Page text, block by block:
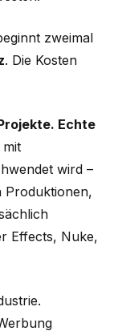
zweimal
. Die Kosten
Echte
mit
wird –
Produktionen,
Effects, Nuke,